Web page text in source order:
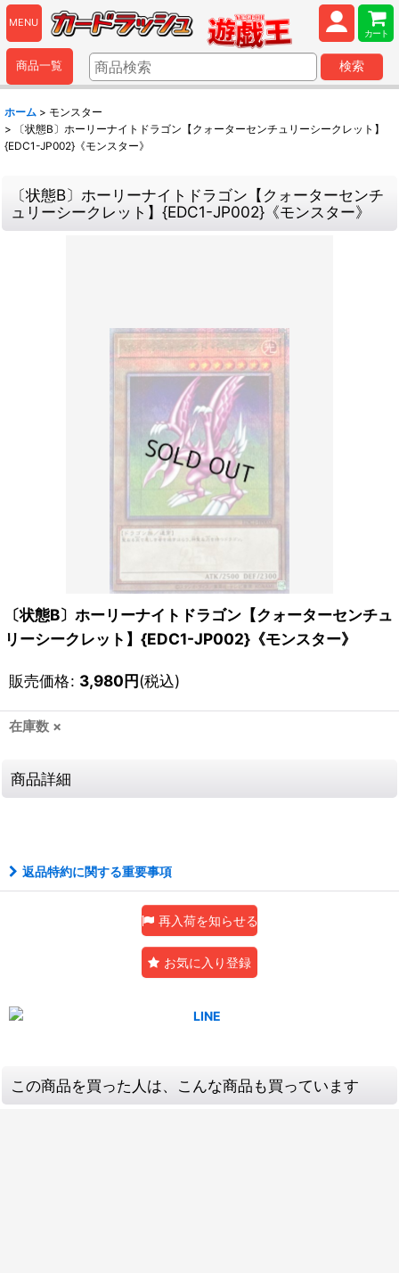
MENU
カート
商品一覧 検索
ホーム > モンスター
>
〔状態B〕ホーリーナイトドラゴン【クォーターセンチュリーシークレット】
{EDC1-JP002}《モンスター》
〔状態B〕ホーリーナイトドラゴン【クォーターセンチ
ュリーシークレット】{EDC1-JP002}《モンスター》
〔状態B〕ホーリーナイトドラゴン【クォーターセンチュ
リーシークレット】{EDC1-JP002}《モンスター》
販売価格: 3,980円(税込)
在庫数 ×
商品詳細
返品特約に関する重要事項
再入荷を知らせる
お気に入り登録
この商品を買った人は、こんな商品も買っています